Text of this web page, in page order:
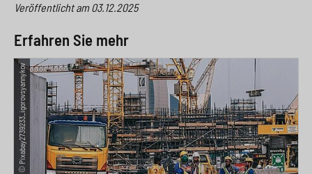
Veröffentlicht am03.12.2025
Erfahren Sie mehr
© Pixabay2739233_igorovsyannykov